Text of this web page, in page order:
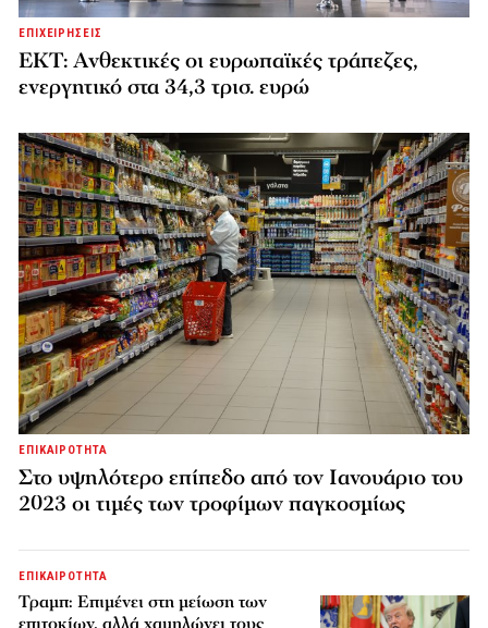
ΕΠΙΧΕΙΡΗΣΕΙΣ
ΕΚΤ: Ανθεκτικές οι ευρωπαϊκές τράπεζες,
ενεργητικό στα 34,3 τρισ. ευρώ
ΕΠΙΚΑΙΡΟΤΗΤΑ
Στο υψηλότερο επίπεδο από τον Ιανουάριο του
2023 οι τιμές των τροφίμων παγκοσμίως
ΕΠΙΚΑΙΡΟΤΗΤΑ
Τραμπ: Επιμένει στη μείωση των